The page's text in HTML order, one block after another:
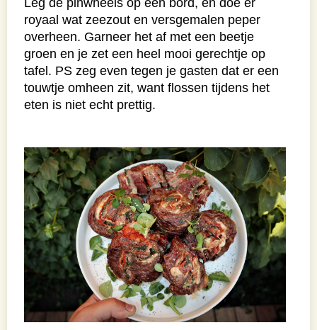
Leg de pinwheels op een bord, en doe er
royaal wat zeezout en versgemalen peper
overheen. Garneer het af met een beetje
groen en je zet een heel mooi gerechtje op
tafel. PS zeg even tegen je gasten dat er een
touwtje omheen zit, want flossen tijdens het
eten is niet echt prettig.